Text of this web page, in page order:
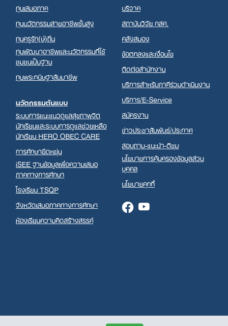
ทุนเสมอภาค
ทุนนวัตกรรมสายอาชีพชั้นสูง
ทุนครูรัก(ษ์)ถิ่น
ทุนพัฒนาอาชีพและนวัตกรรมที่ใช้
ชุมชนเป็นฐาน
ทุนพระกนิษฐาสัมมาชีพ
นวัตกรรมต้นแบบ
ระบบการแนะแนวดูแลสุขภาพจิต
นักเรียนและระบบการดูแลช่วยเหลือ
นักเรียน HERO OBEC CARE
การศึกษายืดหยุ่น
iSEE ฐานข้อมูลเพื่อความเสมอ
ภาคทางการศึกษา
โรงเรียน TSQP
จังหวัดเสมอภาคทางการศึกษา
ห้องเรียนความคิดสร้างสรรค์
บริจาค
สถาบันวิจัย กสศ.
คลังสมอง
ข้อตกลงและเงื่อนไข
ติดต่อสำนักงาน
บริการสำหรับภาคีร่วมดำเนินงาน
บริการ/E-Service
สมัครงาน
ข่าวประชาสัมพันธ์/ประกาศ
สอบถาม-แนะนำ-ติชม
นโยบายการคุ้มครองข้อมูลส่วน
บุคคล
นโยบายคุกกี้
FacebookYoutube